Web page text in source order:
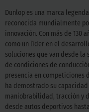
Dunlop es una marca
reconocida mundialmente
innovación. Con más de 130
como un líder en el
soluciones que van desde
de condiciones de
presencia en competiciones
ha demostrado su
maniobrabilidad, tracción y
desde autos deportivos